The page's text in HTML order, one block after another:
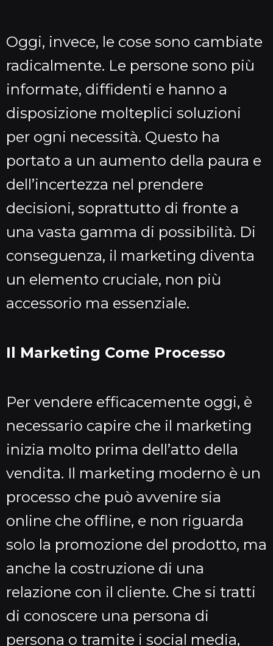
Oggi, invece, le cose sono cambiate
radicalmente. Le persone sono più
informate, diffidenti e hanno a
disposizione molteplici soluzioni
per ogni necessità. Questo ha
portato a un aumento della paura e
dell’incertezza nel prendere
decisioni, soprattutto di fronte a
una vasta gamma di possibilità. Di
conseguenza, il marketing diventa
un elemento cruciale, non più
accessorio ma essenziale.
Il Marketing Come Processo
Per vendere efficacemente oggi, è
necessario capire che il marketing
inizia molto prima dell’atto della
vendita. Il marketing moderno è un
processo che può avvenire sia
online che offline, e non riguarda
solo la promozione del prodotto, ma
anche la costruzione di una
relazione con il cliente. Che si tratti
di conoscere una persona di
persona o tramite i social media,